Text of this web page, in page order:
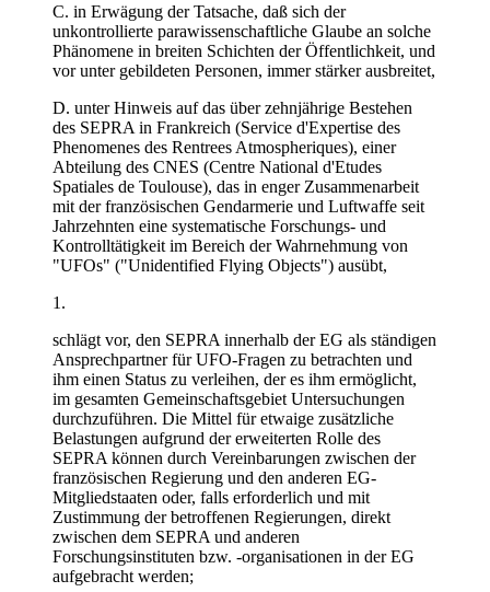
C. in Erwägung der Tatsache, daß sich der
unkontrollierte parawissenschaftliche Glaube an solche
Phänomene in breiten Schichten der Öffentlichkeit, und
vor unter gebildeten Personen, immer stärker ausbreitet,
D. unter Hinweis auf das über zehnjährige Bestehen
des SEPRA in Frankreich (Service d'Expertise des
Phenomenes des Rentrees Atmospheriques), einer
Abteilung des CNES (Centre National d'Etudes
Spatiales de Toulouse), das in enger Zusammenarbeit
mit der französischen Gendarmerie und Luftwaffe seit
Jahrzehnten eine systematische Forschungs- und
Kontrolltätigkeit im Bereich der Wahrnehmung von
"UFOs" ("Unidentified Flying Objects") ausübt,
1.
schlägt vor, den SEPRA innerhalb der EG als ständigen
Ansprechpartner für UFO-Fragen zu betrachten und
ihm einen Status zu verleihen, der es ihm ermöglicht,
im gesamten Gemeinschaftsgebiet Untersuchungen
durchzuführen. Die Mittel für etwaige zusätzliche
Belastungen aufgrund der erweiterten Rolle des
SEPRA können durch Vereinbarungen zwischen der
französischen Regierung und den anderen EG-
Mitgliedstaaten oder, falls erforderlich und mit
Zustimmung der betroffenen Regierungen, direkt
zwischen dem SEPRA und anderen
Forschungsinstituten bzw. -organisationen in der EG
aufgebracht werden;